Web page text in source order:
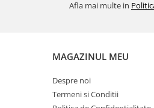
Afla mai multe in
MAGAZINUL MEU
Despre noi
Termeni si Conditii